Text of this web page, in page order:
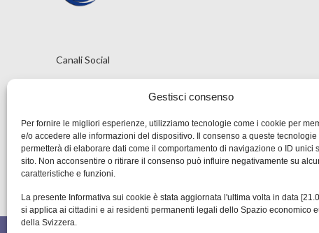
Gestisci consenso
Per fornire le migliori esperienze, utilizziamo tecnologie come i cookie per
e/o accedere alle informazioni del dispositivo. Il consenso a queste tecnologie
permetterà di elaborare dati come il comportamento di navigazione o ID unici
sito. Non acconsentire o ritirare il consenso può influire negativamente su
caratteristiche e funzioni.
La presente Informativa sui cookie è stata aggiornata l'ultima volta in data
si applica ai cittadini e ai residenti permanenti legali dello Spazio economico
della Svizzera.
Canali Social